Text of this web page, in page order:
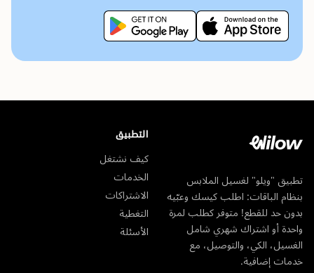
تطبيق "ويلو" لغسيل الملابس
بنظام الباقات: اطلب كيسك وعبّيه
بدون حد للقطع! متوفر كطلب لمرة
واحدة أو اشتراك شهري شامل
الغسيل، الكي، والتوصيل، مع
خدمات إضافية.
التطبيق
كيف نشتغل
الخدمات
الاشتراكات
التغطية
الأسئلة